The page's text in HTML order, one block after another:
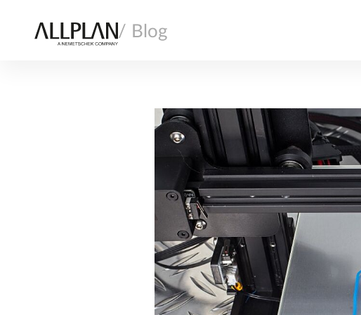
/ Blog
ARCHITECTURE
CONSTRUCTION